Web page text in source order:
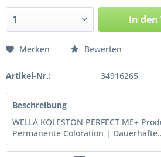
In den
Merken Bewerten
Artikel-Nr.: 34916265
Beschreibung
WELLA KOLESTON PERFECT ME+
Permanente Coloration |